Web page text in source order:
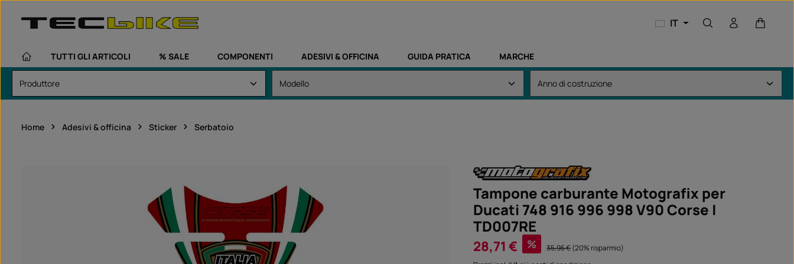
IT Il
TUTTI GLI ARTICOLI % SALE COMPONENTI ADESIVI & OFFICINA GUIDA PRATICA MARCHE
Home Adesivi & officina Sticker Serbatoio
Tampone carburante Motografix per
Ducati 748 916 996 998 V90 Corse |
TD007RE
Prezzo di vendita:
28,71 € % Prezzo normale:
35,95 €(20% risparmio)